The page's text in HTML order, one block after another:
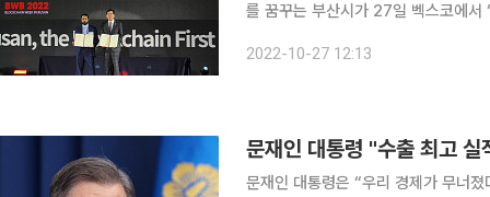
를 꿈꾸는 부산시가 27일 벡스코에
지난해 ‘NFT BUSAN 2021’에 이은
2022-10-27 12:13
문재인 대통령 "수출 최고
문재인 대통령은 “우리 경제가 무너